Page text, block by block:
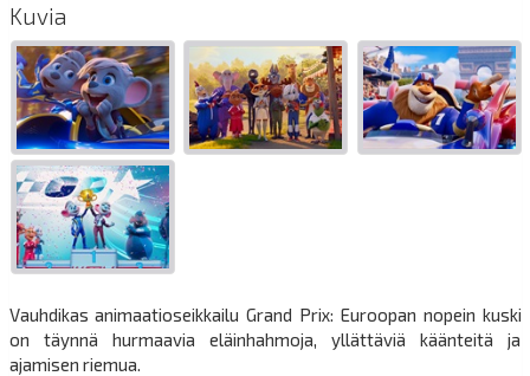
Kuvia
Vauhdikas animaatioseikkailu Grand Prix: Euroopan nopein kuski
on täynnä hurmaavia eläinhahmoja, yllättäviä käänteitä ja
ajamisen riemua.